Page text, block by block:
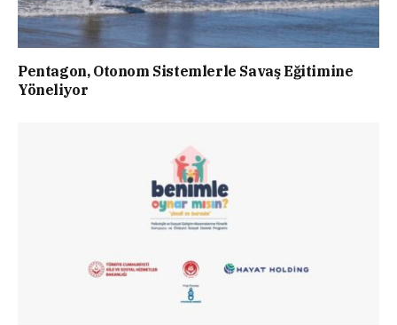
Pentagon, Otonom Sistemlerle Savaş Eğitimine
Yöneliyor